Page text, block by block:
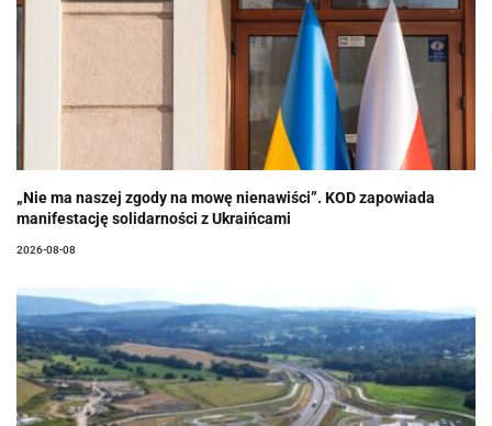
„Nie ma naszej zgody na mowę nienawiści”. KOD zapowiada
manifestację solidarności z Ukraińcami
2026-08-08